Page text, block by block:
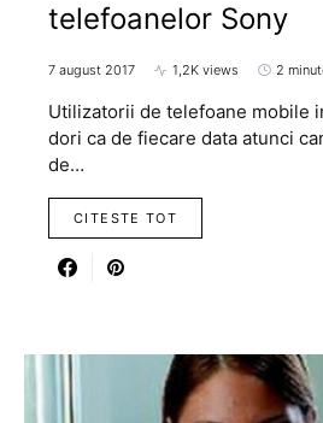
telefoanelor Sony
7 august 2017 1,2K views 2
Utilizatorii de telefoane mobile
dori ca de fiecare data atunci
de…
CITESTE TOT